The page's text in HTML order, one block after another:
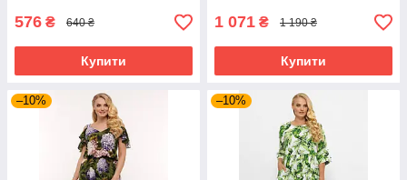
576 ₴ 640 ₴
Купити
1 071 ₴ 1 190 ₴
Купити
–10% –10%